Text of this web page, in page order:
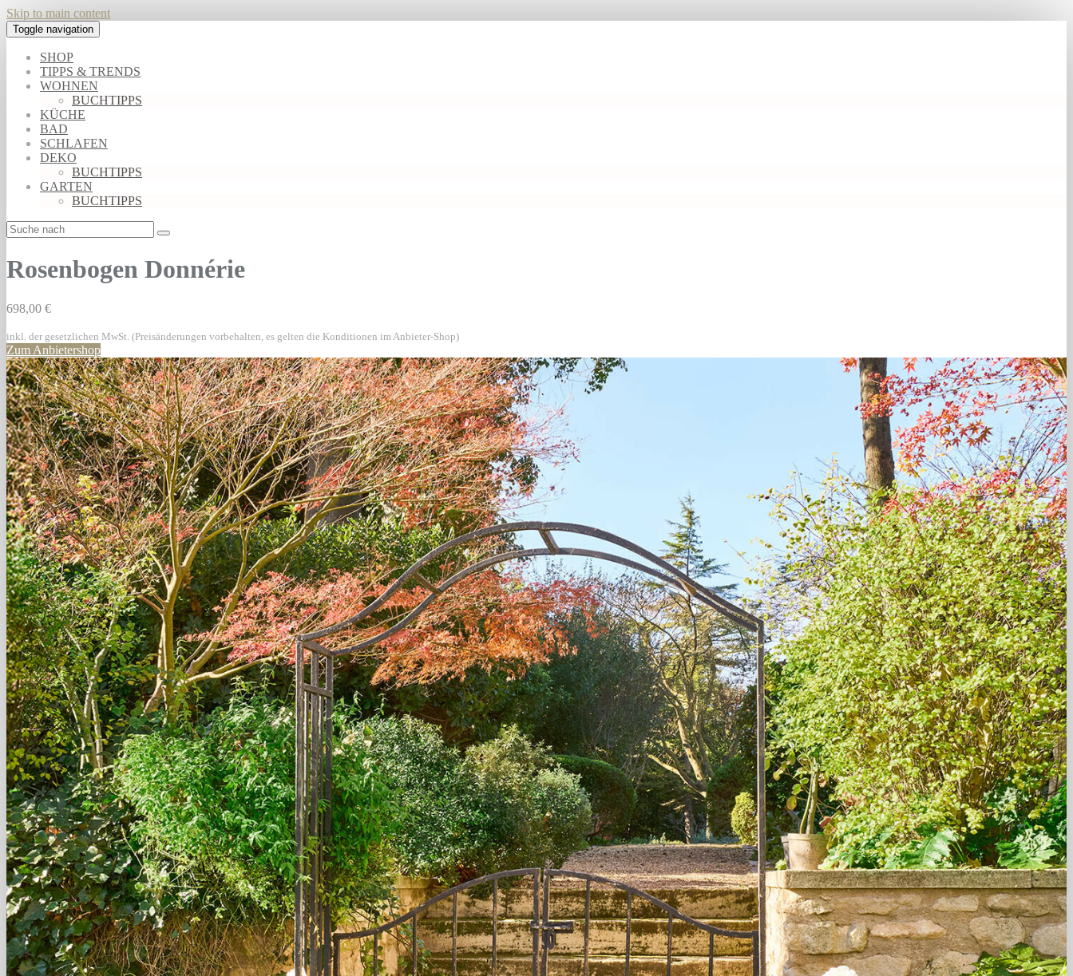
Skip to main content
Toggle navigation
SHOP
TIPPS & TRENDS
WOHNEN
BUCHTIPPS
KÜCHE
BAD
SCHLAFEN
DEKO
BUCHTIPPS
GARTEN
BUCHTIPPS
Rosenbogen Donnérie
698,00 €
inkl. der gesetzlichen MwSt. (Preisänderungen vorbehalten, es gelten die Konditionen im Anbieter-Shop)
Zum Anbietershop